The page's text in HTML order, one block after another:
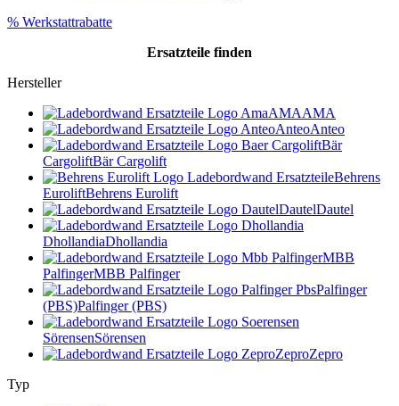
% Werkstattrabatte
Ersatzteile finden
Hersteller
AMAAMA
AnteoAnteo
Bär
CargoliftBär Cargolift
Behrens
EuroliftBehrens Eurolift
DautelDautel
DhollandiaDhollandia
MBB
PalfingerMBB Palfinger
Palfinger
(PBS)Palfinger (PBS)
SörensenSörensen
ZeproZepro
Typ